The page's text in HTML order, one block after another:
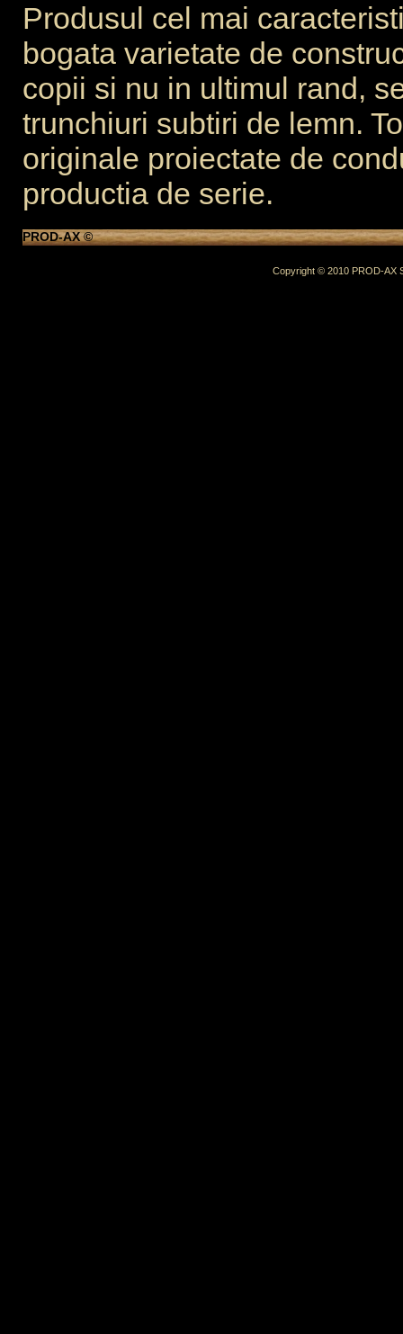
Produsul cel mai
bogata varietate de
copii si nu in ultimul rand,
trunchiuri subtiri de lemn.
originale proiectate de
productia de serie.
PROD-AX ©
Copyright © 2010 PROD-AX